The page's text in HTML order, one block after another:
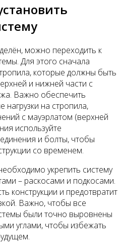
можно переходить к
Для этого сначала
которые должны быть
и нижней части с
Важно обеспечить
нагрузки на стропила,
с мауэрлатом (верхней
используйте
и болты, чтобы
со временем.
укрепить систему
– раскосами и подкосами.
конструкции и предотвратит
Важно, чтобы все
были точно выровнены
углами, чтобы избежать